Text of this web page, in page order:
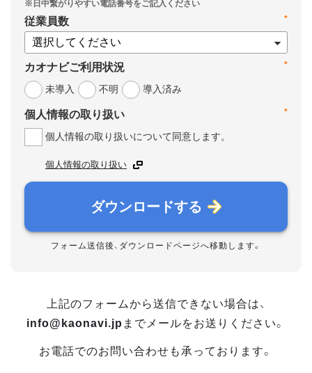
*
従業員数
*
カオナビご利用状況
未導入
不明 導入済み
*
個人情報の取り扱い
個人情報の取り扱いについて同意します。
個人情報の取り扱い
ダウンロードする
フォーム送信後、ダウンロードページへ移動します。
上記のフォームから送信できない場合は、
info@kaonavi.jp までメールをお送りください。
お電話でのお問い合わせも承っております。